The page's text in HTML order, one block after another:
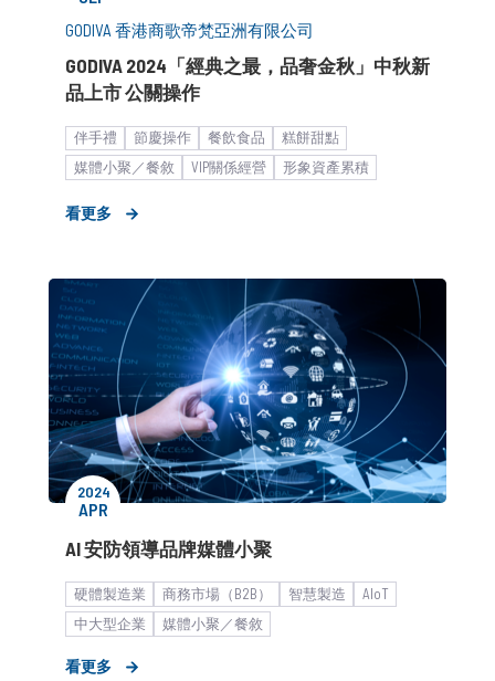
GODIVA 香港商歌帝梵亞洲有限公司
GODIVA 2024「經典之最，品奢金秋」中秋新
品上市 公關操作
伴手禮 節慶操作 餐飲食品
糕餅甜點
媒體小聚／餐敘
VIP關係經營
形象資產累積
食糧科技與飲食文化
看更多
2024
APR
AI 安防領導品牌媒體小聚
硬體製造業 商務市場（B2B） 智慧製造
AIoT
中大型企業
媒體小聚／餐敘
看更多